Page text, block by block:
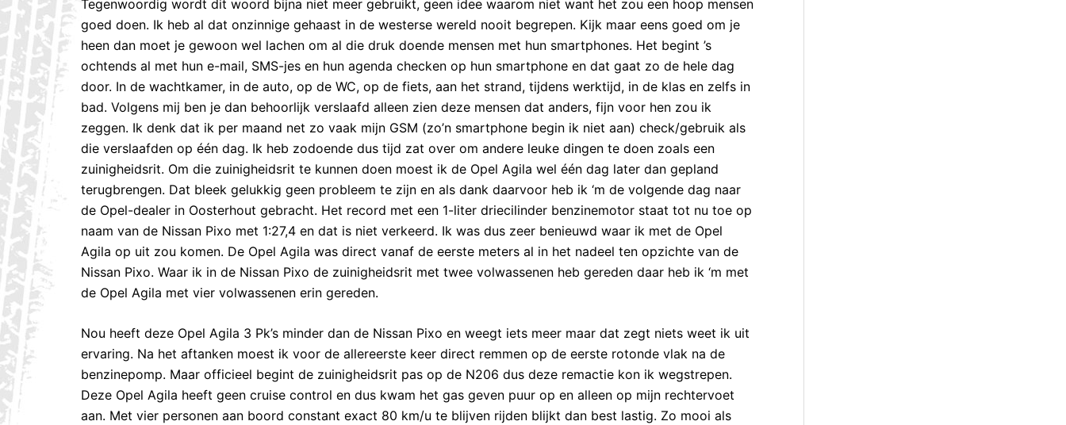
Tegenwoordig wordt dit woord bijna niet meer gebruikt, geen idee waarom niet want het zou een hoop mensen
goed doen. Ik heb al dat onzinnige gehaast in de westerse wereld nooit begrepen. Kijk maar eens goed om je
heen dan moet je gewoon wel lachen om al die druk doende mensen met hun smartphones. Het begint ’s
ochtends al met hun e-mail, SMS-jes en hun agenda checken op hun smartphone en dat gaat zo de hele dag
door. In de wachtkamer, in de auto, op de WC, op de fiets, aan het strand, tijdens werktijd, in de klas en zelfs in
bad. Volgens mij ben je dan behoorlijk verslaafd alleen zien deze mensen dat anders, fijn voor hen zou ik
zeggen. Ik denk dat ik per maand net zo vaak mijn GSM (zo’n smartphone begin ik niet aan) check/gebruik als
die verslaafden op één dag. Ik heb zodoende dus tijd zat over om andere leuke dingen te doen zoals een
zuinigheidsrit. Om die zuinigheidsrit te kunnen doen moest ik de Opel Agila wel één dag later dan gepland
terugbrengen. Dat bleek gelukkig geen probleem te zijn en als dank daarvoor heb ik ‘m de volgende dag naar
de Opel-dealer in Oosterhout gebracht. Het record met een 1-liter driecilinder benzinemotor staat tot nu toe op
naam van de Nissan Pixo met 1:27,4 en dat is niet verkeerd. Ik was dus zeer benieuwd waar ik met de Opel
Agila op uit zou komen. De Opel Agila was direct vanaf de eerste meters al in het nadeel ten opzichte van de
Nissan Pixo. Waar ik in de Nissan Pixo de zuinigheidsrit met twee volwassenen heb gereden daar heb ik ‘m met
de Opel Agila met vier volwassenen erin gereden.
Nou heeft deze Opel Agila 3 Pk’s minder dan de Nissan Pixo en weegt iets meer maar dat zegt niets weet ik uit
ervaring. Na het aftanken moest ik voor de allereerste keer direct remmen op de eerste rotonde vlak na de
benzinepomp. Maar officieel begint de zuinigheidsrit pas op de N206 dus deze remactie kon ik wegstrepen.
Deze Opel Agila heeft geen cruise control en dus kwam het gas geven puur op en alleen op mijn rechtervoet
aan. Met vier personen aan boord constant exact 80 km/u te blijven rijden blijkt dan best lastig. Zo mooi als